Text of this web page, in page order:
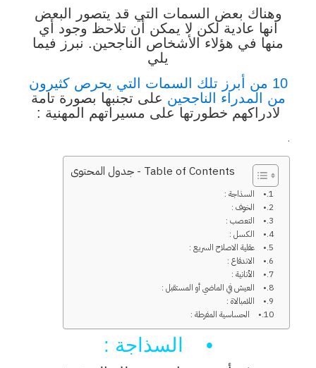
وهناك بعض السمات التي قد يتصور البعض
انها عادية لكن لا يمكن أن تلاحظ وجود أي
منها في هؤلاء الأشخاص الناجحين. نبرز فيما
يلي
10 من أبرز تلك السمات التي يحرص كثيرون
من المدراء الناجحين على تجنبها بصورة تامة
لادراكهم خطورتها على مسيراتهم المهنية :
.
Table of Contents - جدول المحتوى
• السذاجة :
• الخوف :
• التعصب :
• الكسل :
• عقلية الاصلاح السريع :
• الاندفاع :
• الأنانية :
• العيش في الماضي أو المستقبل :
• اللامبالاة :
• الحساسية المفرطة :
• السذاجة :